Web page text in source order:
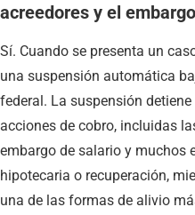
acreedores y el
Sí. Cuando se presenta un
una suspensión automática
federal. La suspensión
acciones de cobro, incluidas
embargo de salario y muchos
hipotecaria o recuperación,
una de las formas de alivio